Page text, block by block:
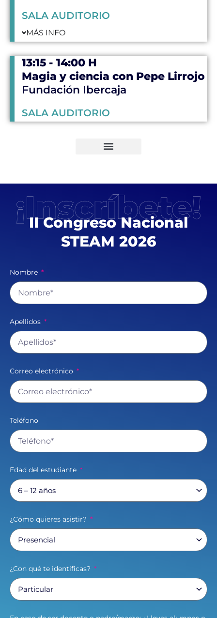
SALA AUDITORIO
MÁS INFO
13:15 - 14:00 H
Magia y ciencia con Pepe Lirrojo
Fundación Ibercaja
SALA AUDITORIO
II Congreso Nacional
STEAM 2026
Nombre
Apellidos
Correo electrónico
Teléfono
Edad del estudiante
¿Cómo quieres asistir?
¿Con qué te identificas?